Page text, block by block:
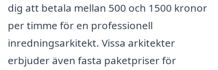
dig att betala mellan 500 och 1500 kronor
per timme för en professionell
inredningsarkitekt. Vissa arkitekter
erbjuder även fasta paketpriser för